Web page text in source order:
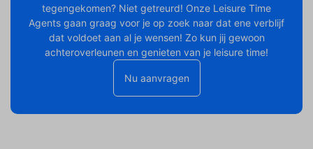
tegengekomen? Niet getreurd! Onze Leisure Time
Agents gaan graag voor je op zoek naar dat ene verblijf
dat voldoet aan al je wensen! Zo kun jij gewoon
achteroverleunen en genieten van je leisure time!
Nu aanvragen